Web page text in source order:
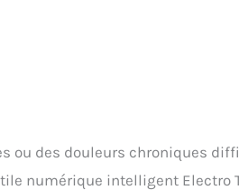
ou des douleurs chroniques
numérique intelligent Electro